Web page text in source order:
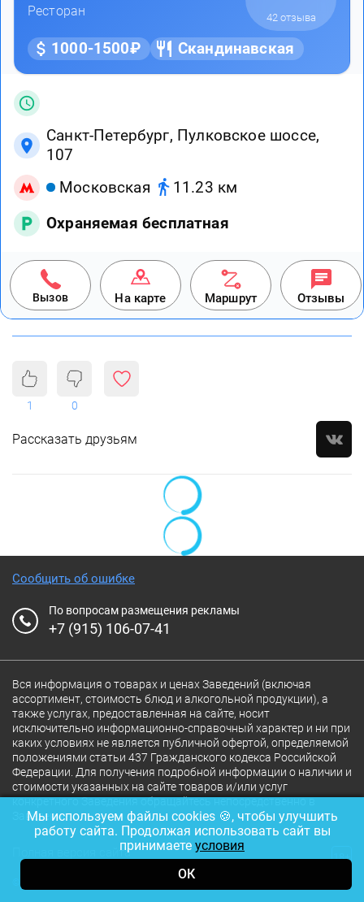
Ресторан 42 отзыва
1000-1500₽ Скандинавская
Санкт-Петербург, Пулковское шоссе,
107
Московская
11.23 км
Охраняемая бесплатная
Вызов На карте Маршрут Отзывы
1 0
Рассказать друзьям
Сообщить об ошибке
По вопросам размещения рекламы
+7 (915) 106-07-41
Вся информация о товарах и ценах Заведений (включая
ассортимент, стоимость блюд и алкогольной продукции), а
также услугах, предоставленная на сайте, носит
исключительно информационно-справочный характер и ни при
каких условиях не является публичной офертой, определяемой
положениями статьи 437 Гражданского кодекса Российской
Федерации. Для получения подробной информации о наличии и
стоимости указанных на сайте товаров и/или услуг
конкретного Заведения обращайтесь непосредственно в
Заведение.
Полная версия сайта 18+
Мы используем файлы cookies 🍪, чтобы улучшить
работу сайта. Продолжая использовать сайт вы
принимаете условия
ОК